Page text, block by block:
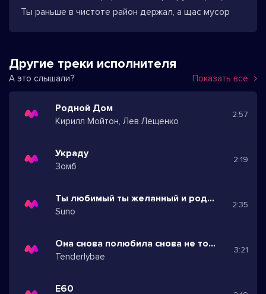
Ты раньше в чистоте район держал, а щас мусор
Другие треки исполнителя
А это слышали? Показать все
Родной Дом
Кирилл Мойтон, Лев Лещенко
2:57
Украду
Зомб
2:19
Ты любимый ты желанный и родной
Suno
2:35
Она снова полюбила снова не того
Tenderlybae
3:21
Е60